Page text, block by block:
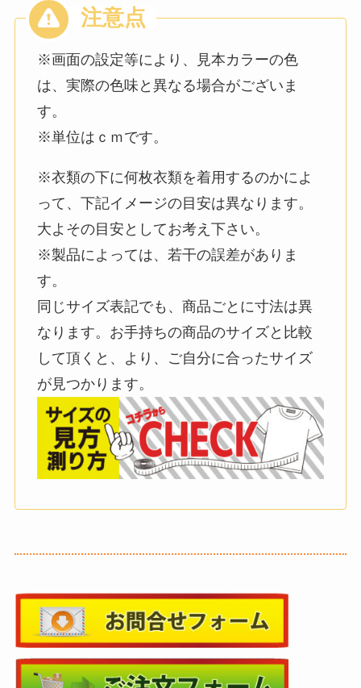
※画面の設定等により、見本カラーの色
は、実際の色味と異なる場合がございま
す。
※単位はｃｍです。
※衣類の下に何枚衣類を着用するのかによ
って、下記イメージの目安は異なります。
大よその目安としてお考え下さい。
※製品によっては、若干の誤差がありま
す。
同じサイズ表記でも、商品ごとに寸法は異
なります。お手持ちの商品のサイズと比較
して頂くと、より、ご自分に合ったサイズ
が見つかります。